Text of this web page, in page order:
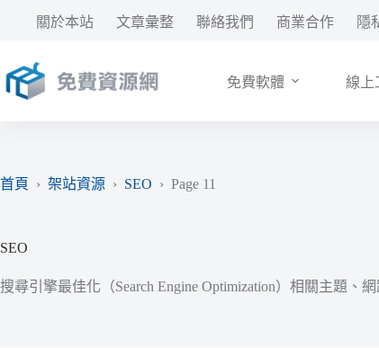
要
內
關於本站 文章彙整 聯絡我們 商業合作 隱
免費軟體 線上
首頁 › 架站資源 › SEO › Page 11
SEO
搜尋引擎最佳化（Search Engine Optimization）相關主題、